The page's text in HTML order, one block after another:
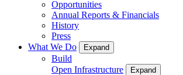
Opportunities
Annual Reports & Financials
History
Press
What We Do
Expand
Build
Open Infrastructure
Expand